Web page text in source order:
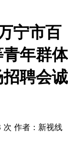
宁市百
年群体
聘会诚
次 作者：新视线